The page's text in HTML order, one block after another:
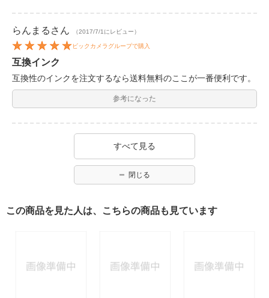
らんまる さん （2017/7/1にレビュー）
ビックカメラグループで購入
互換インク
互換性のインクを注文するなら送料無料のここが一番便利です。
参考になった
すべて見る
閉じる
この商品を見た人は、こちらの商品も見ています